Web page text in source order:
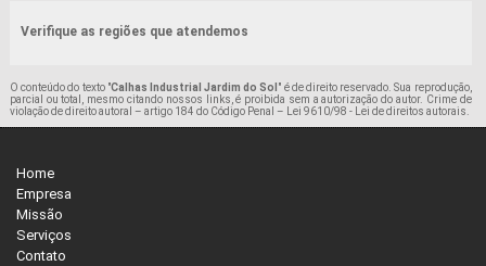
Verifique as regiões que atendemos
O conteúdo do texto "Calhas Industrial Jardim do Sol " é de direito reservado. Sua reprodução,
parcial ou total, mesmo citando nossos links, é proibida sem a autorização do autor. Crime de
violação de direito autoral – artigo 184 do Código Penal – Lei 9610/98 - Lei de direitos autorais.
Home
Empresa
Missão
Serviços
Contato